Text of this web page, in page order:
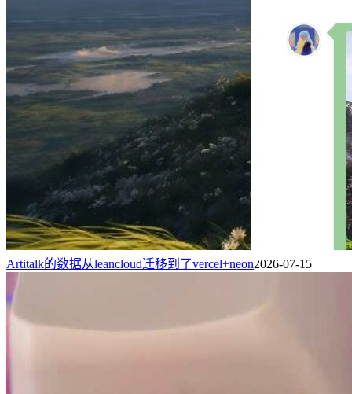
Artitalk的数据从leancloud迁移到了vercel+neon2026-07-15